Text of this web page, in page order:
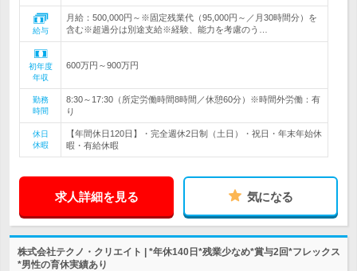
給与
月給：500,000円～※固定残業代（95,000円～／月30時間分）を
含む※超過分は別途支給※経験、能力を考慮のう…
初年度
年収
600万円～900万円
勤務
時間
8:30～17:30（所定労働時間8時間／休憩60分）※時間外労働：有
り
休日
休暇
【年間休日120日】・完全週休2日制（土日）・祝日・年末年始休
暇・有給休暇
求人詳細を見る 気になる
株式会社テクノ・クリエイト | *年休140日*残業少なめ*賞与2回*フレックス
*男性の育休実績あり